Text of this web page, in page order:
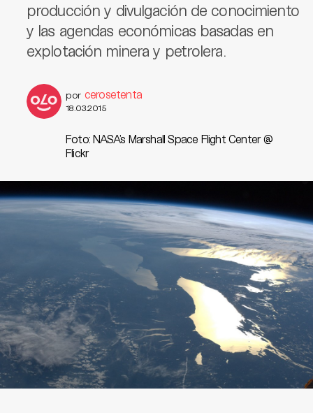
producción y divulgación de conocimiento
y las agendas económicas basadas en
explotación minera y petrolera.
por cerosetenta
18.03.2015
Foto: NASA's Marshall Space Flight Center @
Flickr